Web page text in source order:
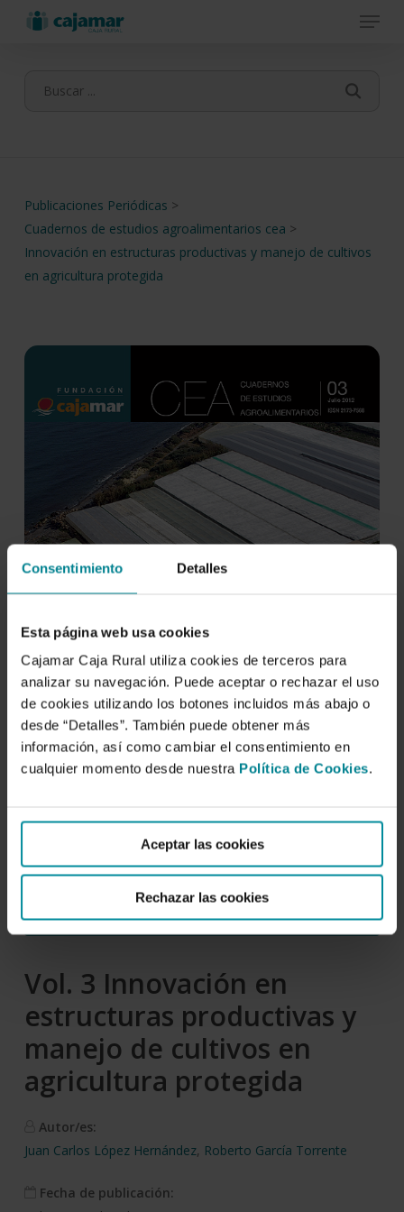
Consentimiento Detalles
Esta página web usa cookies
Cajamar Caja Rural utiliza cookies de terceros para
analizar su navegación. Puede aceptar o rechazar el uso
de cookies utilizando los botones incluidos más abajo o
desde “Detalles”. También puede obtener más
información, así como cambiar el consentimiento en
cualquier momento desde nuestra Política de Cookies.
Aceptar las cookies
Rechazar las cookies
Menu
Publicaciones Periódicas >
Cuadernos de estudios agroalimentarios cea >
Innovación en estructuras productivas y manejo de cultivos
en agricultura protegida
Vol. 3 Innovación en
estructuras productivas y
manejo de cultivos en
agricultura protegida
Autor/es:
Juan Carlos López Hernández, Roberto García Torrente
Fecha de publicación: